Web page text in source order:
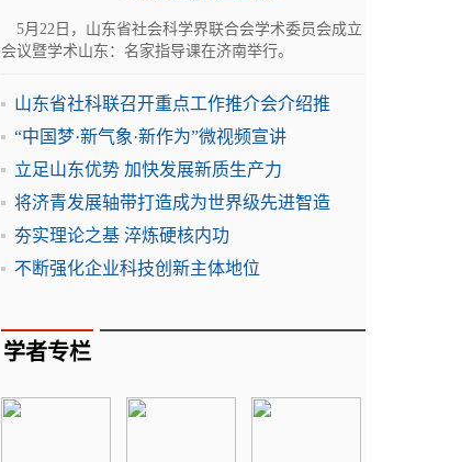
5月22日，山东省社会科学界联合会学术委员会成立
会议暨学术山东：名家指导课在济南举行。
山东省社科联召开重点工作推介会介绍推
“中国梦·新气象·新作为”微视频宣讲
立足山东优势 加快发展新质生产力
将济青发展轴带打造成为世界级先进智造
夯实理论之基 淬炼硬核内功
不断强化企业科技创新主体地位
学者专栏